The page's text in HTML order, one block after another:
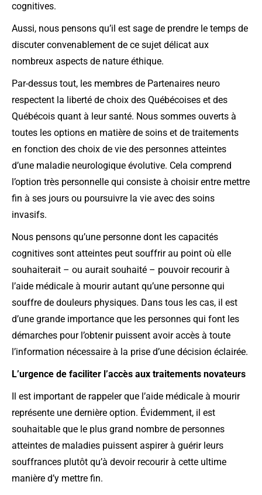
cognitives.
Aussi, nous pensons qu’il est sage de prendre le temps de
discuter convenablement de ce sujet délicat aux
nombreux aspects de nature éthique.
Par-dessus tout, les membres de Partenaires neuro
respectent la liberté de choix des Québécoises et des
Québécois quant à leur santé. Nous sommes ouverts à
toutes les options en matière de soins et de traitements
en fonction des choix de vie des personnes atteintes
d’une maladie neurologique évolutive. Cela comprend
l’option très personnelle qui consiste à choisir entre mettre
fin à ses jours ou poursuivre la vie avec des soins
invasifs.
Nous pensons qu’une personne dont les capacités
cognitives sont atteintes peut souffrir au point où elle
souhaiterait – ou aurait souhaité – pouvoir recourir à
l’aide médicale à mourir autant qu’une personne qui
souffre de douleurs physiques. Dans tous les cas, il est
d’une grande importance que les personnes qui font les
démarches pour l’obtenir puissent avoir accès à toute
l’information nécessaire à la prise d’une décision éclairée.
L’urgence de faciliter l’accès aux traitements novateurs
Il est important de rappeler que l’aide médicale à mourir
représente une dernière option. Évidemment, il est
souhaitable que le plus grand nombre de personnes
atteintes de maladies puissent aspirer à guérir leurs
souffrances plutôt qu’à devoir recourir à cette ultime
manière d’y mettre fin.